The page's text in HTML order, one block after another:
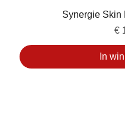
Synergie Skin
€
In